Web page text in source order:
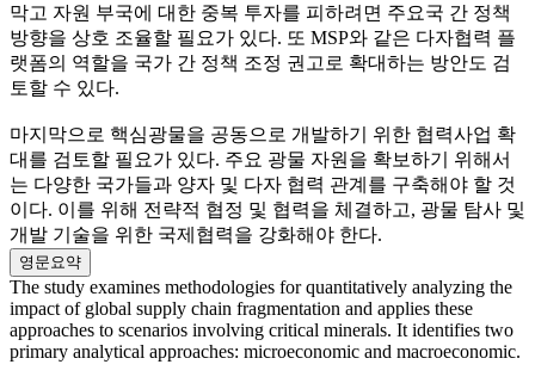
막고 자원 부국에 대한 중복 투자를 피하려면 주요국 간 정책
방향을 상호 조율할 필요가 있다. 또 MSP와 같은 다자협력 플
랫폼의 역할을 국가 간 정책 조정 권고로 확대하는 방안도 검
토할 수 있다.
마지막으로 핵심광물을 공동으로 개발하기 위한 협력사업 확
대를 검토할 필요가 있다. 주요 광물 자원을 확보하기 위해서
는 다양한 국가들과 양자 및 다자 협력 관계를 구축해야 할 것
이다. 이를 위해 전략적 협정 및 협력을 체결하고, 광물 탐사 및
개발 기술을 위한 국제협력을 강화해야 한다.
영문요약
The study examines methodologies for quantitatively analyzing the
impact of global supply chain fragmentation and applies these
approaches to scenarios involving critical minerals. It identifies two
primary analytical approaches: microeconomic and macroeconomic.